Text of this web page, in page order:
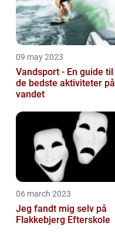
09 may 2023
Vandsport - En guide til
de bedste aktiviteter på
vandet
06 march 2023
Jeg fandt mig selv på
Flakkebjerg Efterskole